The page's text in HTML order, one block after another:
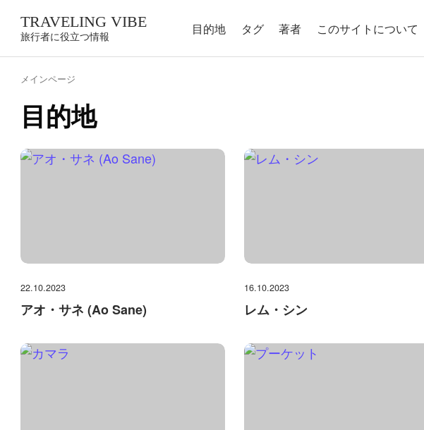
TRAVELING VIBE
旅行者に役立つ情報
目的地 タグ 著者 このサイトについて
メインページ
目的地
22.10.2023
アオ・サネ (Ao Sane)
16.10.2023
レム・シン